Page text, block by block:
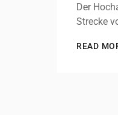
Der
Strecke
READ